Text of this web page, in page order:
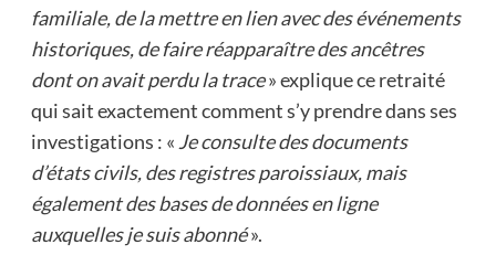
familiale, de la mettre en lien avec des événements
historiques, de faire réapparaître des ancêtres
dont on avait perdu la trace» explique ce retraité
qui sait exactement comment s’y prendre dans ses
investigations : « Je consulte des documents
d’états civils, des registres paroissiaux, mais
également des bases de données en ligne
auxquelles je suis abonné».